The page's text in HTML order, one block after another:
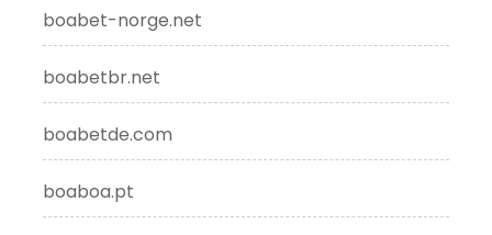
boabet-norge.net
boabetbr.net
boabetde.com
boaboa.pt